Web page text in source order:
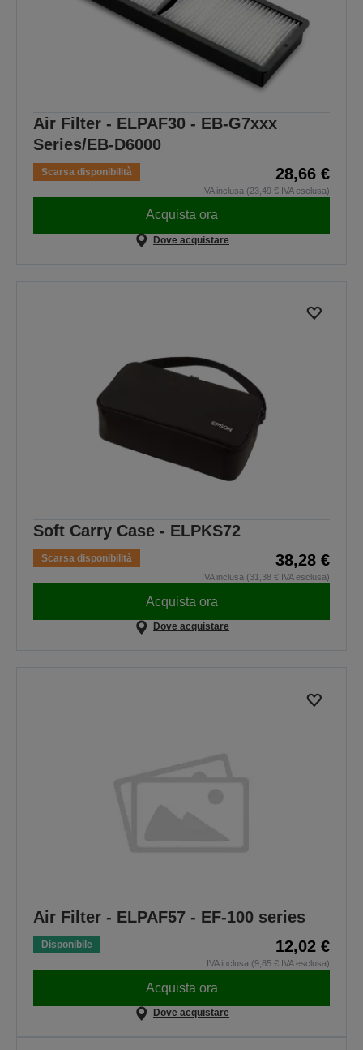
Air Filter - ELPAF30 - EB-G7xxx
Series/EB-D6000
Scarsa disponibilità 28,66 €
IVA inclusa (23,49 € IVA esclusa)
Acquista ora
Dove acquistare
Soft Carry Case - ELPKS72
Scarsa disponibilità 38,28 €
IVA inclusa (31,38 € IVA esclusa)
Acquista ora
Dove acquistare
Air Filter - ELPAF57 - EF-100 series
Disponibile 12,02 €
IVA inclusa (9,85 € IVA esclusa)
Acquista ora
Dove acquistare